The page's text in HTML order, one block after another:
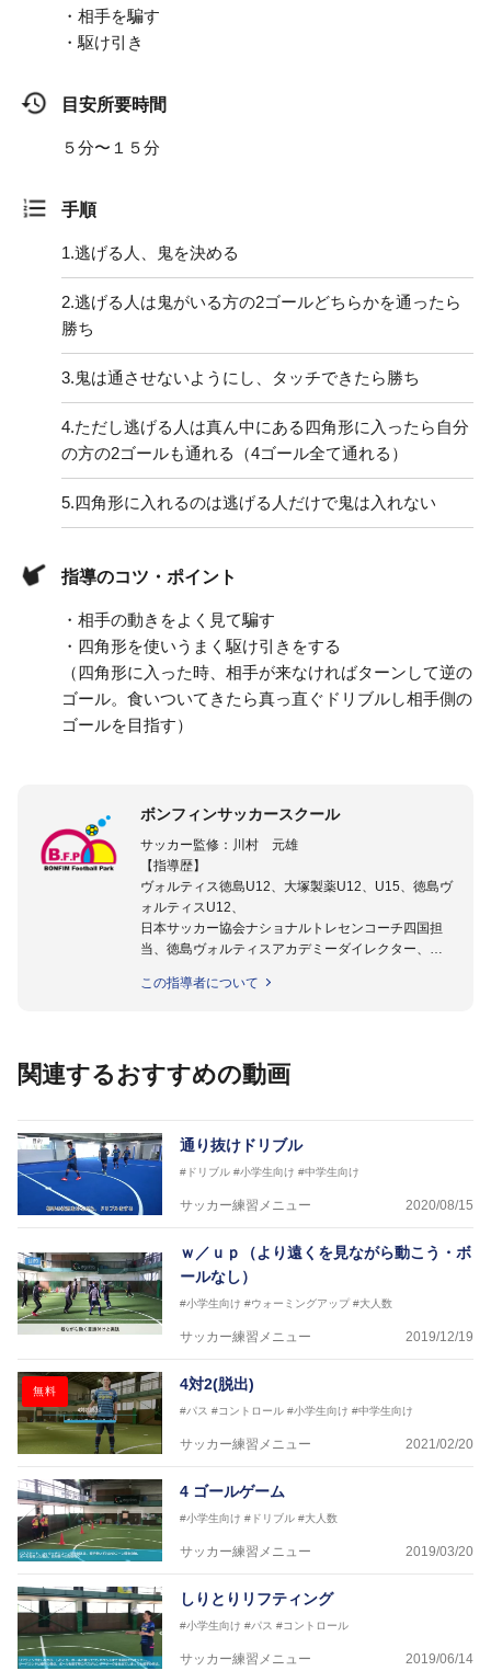
・相手を騙す
・駆け引き
目安所要時間
５分〜１５分
手順
1.逃げる人、鬼を決める
2.逃げる人は鬼がいる方の2ゴールどちらかを通ったら
勝ち
3.鬼は通させないようにし、タッチできたら勝ち
4.ただし逃げる人は真ん中にある四角形に入ったら自分
の方の2ゴールも通れる（4ゴール全て通れる）
5.四角形に入れるのは逃げる人だけで鬼は入れない
指導のコツ・ポイント
・相手の動きをよく見て騙す
・四角形を使いうまく駆け引きをする
（四角形に入った時、相手が来なければターンして逆の
ゴール。食いついてきたら真っ直ぐドリブルし相手側の
ゴールを目指す）
ボンフィンサッカースクール
サッカー監修：川村 元雄
【指導歴】
ヴォルティス徳島U12、大塚製薬U12、U15、徳島ヴ
ォルティスU12、
日本サッカー協会ナショナルトレセンコーチ四国担
当、徳島ヴォルティスアカデミーダイレクター、
日本サッカー協会公認B級養成講習会インストラクタ
協会公認キッズリーダーチーフインストラクター
【指導歴】
FリーグU23選抜監督、ミャンマー女子フットサル代
日本サッカー協会フットサルインストラクター、AFC
（アジアサッカー連盟）フットサルインストラクター
JFA公認A級コーチジェネラルライセンス・JFA公認フ
ットサルB級コーチライセンス
横山 哲久
【指導歴】
【資格】
日本サッカー協会公認B級ライセンス・日本サッカー
協会公認フットサルB級ライセンス
この指導者について
関連するおすすめの動画
通り抜けドリブル
#ドリブル #小学生向け #中学生向け
サッカー練習メニュー 2020/08/15
ｗ／ｕｐ（より遠くを見ながら動こう・ボ
ールなし）
#小学生向け #ウォーミングアップ #大人数
サッカー練習メニュー 2019/12/19
無料 4対2(脱出)
#パス #コントロール #小学生向け #中学生向け
サッカー練習メニュー 2021/02/20
4 ゴールゲーム
#小学生向け #ドリブル #大人数
サッカー練習メニュー 2019/03/20
しりとりリフティング
#小学生向け #パス #コントロール
サッカー練習メニュー 2019/06/14